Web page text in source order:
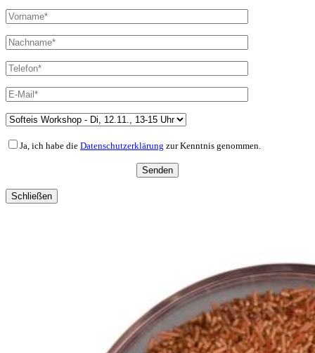
Ja, ich habe die Datenschutzerklärung zur Kenntnis genommen.
Schließen